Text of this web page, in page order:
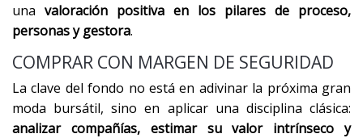
una valoración positiva en los pilares de proceso,
personas y gestora.
COMPRAR CON MARGEN DE SEGURIDAD
La clave del fondo no está en adivinar la próxima gran
moda bursátil, sino en aplicar una disciplina clásica:
analizar compañías, estimar su valor intrínseco y